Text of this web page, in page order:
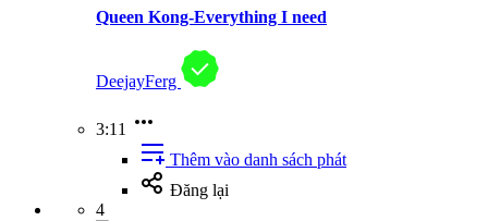
Queen Kong-Everything I need
DeejayFerg
3:11
Thêm vào danh sách phát
Đăng lại
4